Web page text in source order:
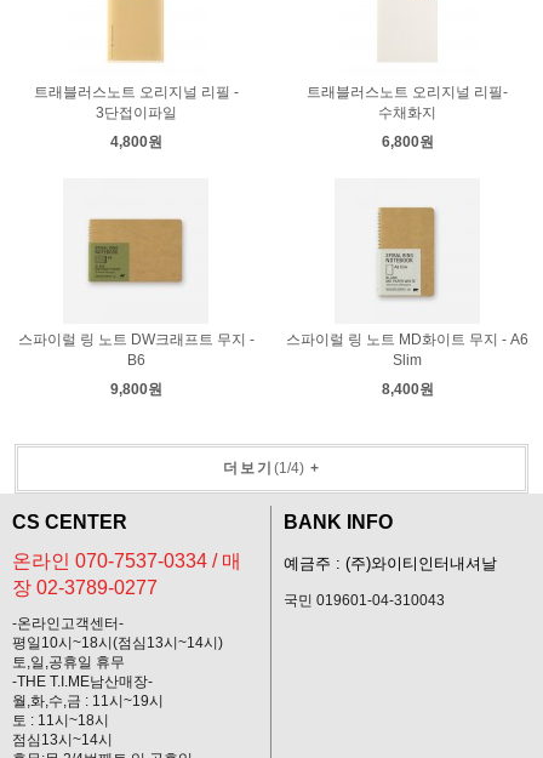
트래블러스노트 오리지널 리필 -
3단접이파일
4,800원
트래블러스노트 오리지널 리필-
수채화지
6,800원
스파이럴 링 노트 DW크래프트 무지 -
B6
9,800원
스파이럴 링 노트 MD화이트 무지 - A6
Slim
8,400원
더보기 (1 /4)+
CS CENTER
온라인 070-7537-0334 / 매
장 02-3789-0277
-온라인고객센터-
평일10시~18시(점심13시~14시)
토,일,공휴일 휴무
-THE T.I.ME남산매장-
월,화,수,금 : 11시~19시
토 : 11시~18시
점심13시~14시
BANK INFO
예금주 : (주)와이티인터내셔날
국민 019601-04-310043